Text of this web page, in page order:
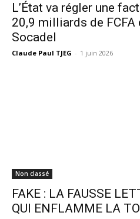
L’État va régler une
20,9 milliards de FCFA
Socadel
Claude Paul TJEG - 1 juin 2026
Non classé
FAKE : LA FAUSSE
QUI ENFLAMME LA